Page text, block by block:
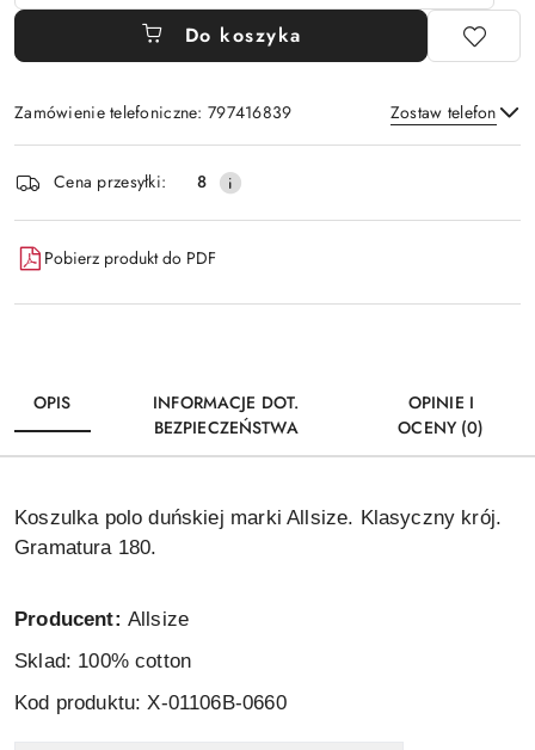
Do koszyka
Zamówienie telefoniczne: 797416839 Zostaw telefon
Wyślij
Dostępność
i
dostawa
Cena przesyłki: 8
Pobierz produkt do PDF
OPIS
INFORMACJE DOT.
BEZPIECZEŃSTWA
OPINIE I
OCENY (0)
Koszulka polo duńskiej marki Allsize. Klasyczny krój.
Gramatura 180.
Producent: Allsize
Sklad: 100% cotton
Kod produktu: X-01106B-0660